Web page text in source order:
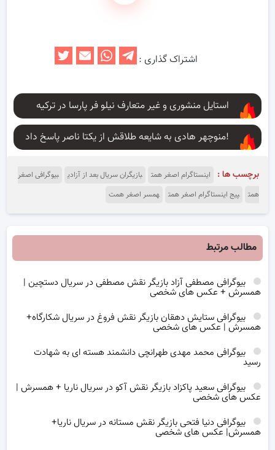
اشتراک گذاری :
استایل منشوری و غیر متعارف نیلو فر پارسا در ترکیه
منوچهر هادی به شایعه طلاقش از یکتا ناصر پاسخ داد!
برچسب ها : اینستاگرام اصغر همت بازیگران سریال بعد از آزادی
بیوگرافی اصغر
همت
پیج اینستاگرام اصغر همت همسر اصغر همت
مطالب مرتبط
بیوگرافی مصطفی آزاد بازیگر نقش مصطفی در سریال دستچین |
همسرش + عکس های شخصی
بیوگرافی ستایش دهقان بازیگر نقش فروغ در سریال شکارگاه+
همسرش | عکس های شخصی
بیوگرافی محمد مهدی طهرانچی دانشمند هسته ای به شهادت
رسید
بیوگرافی سعید پاکزاد بازیگر نقش آکو در سریال ناریا + همسرش |
عکس های شخصی
بیوگرافی دنیا فتحی بازیگر نقش مستانه در سریال ناریا+
همسرش| عکس های شخصی